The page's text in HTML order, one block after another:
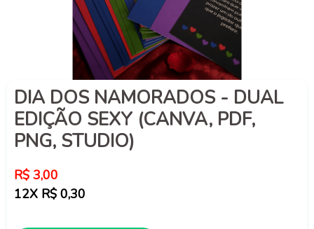
DIA DOS NAMORADOS - DUAL
EDIÇÃO SEXY (CANVA, PDF,
PNG, STUDIO)
Preço
normal
R$ 3,00
12X R$ 0,30